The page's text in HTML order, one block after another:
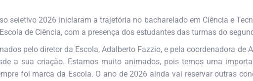
seletivo 2026 iniciaram a trajetória no bacharelado em Ciência e
de Ciência, com a presença dos estudantes das turmas do
pelo diretor da Escola, Adalberto Fazzio, e pela coordenadora
a sua criação. Estamos muito animados, pois temos uma
foi marca da Escola. O ano de 2026 ainda vai reservar outras